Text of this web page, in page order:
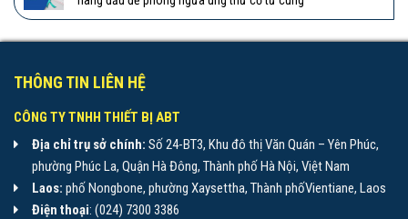
THÔNG TIN LIÊN HỆ
CÔNG TY TNHH THIẾT BỊ ABT
Địa chỉ trụ sở chính: Số 24-BT3, Khu đô thị Văn Quán – Yên Phúc,
phường Phúc La, Quận Hà Đông, Thành phố Hà Nội, Việt Nam
Laos: phố Nongbone, phường Xaysettha, Thành phốVientiane, Laos
Điện thoại: (024) 7300 3386